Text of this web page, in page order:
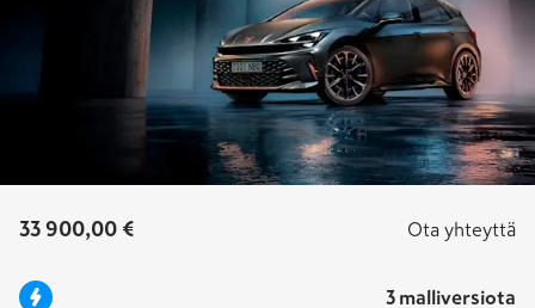
33 900,00 € Ota yhteyttä
3 malliversiota